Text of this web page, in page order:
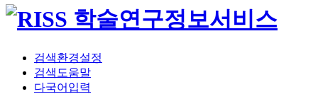
검색환경설정
검색도움말
다국어입력